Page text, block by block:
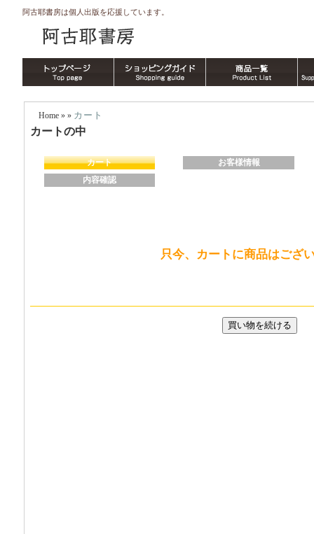
阿古耶書房は個人出版を応援しています。
Home» » カート
カートの中
カート
お客様情報
内容確認
只今、カートに商品はござ